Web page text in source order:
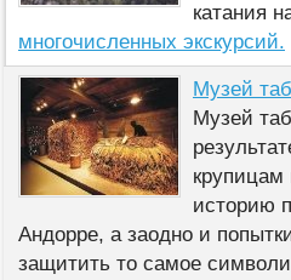
катания
многочисленных экскурсий.
Музей
Музей
крупицам
историю
Андорре, а заодно и
защитить то самое